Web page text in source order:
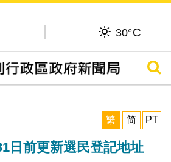
30°C
搜尋
繁
简 PT
日前更新選民登記地址